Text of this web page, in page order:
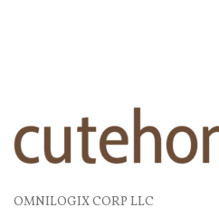
OMNILOGIX CORP LLC